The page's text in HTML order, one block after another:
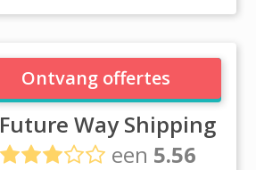
Future Way Shipping
Future Way Shipping
een 5.56
Ontvang offertes